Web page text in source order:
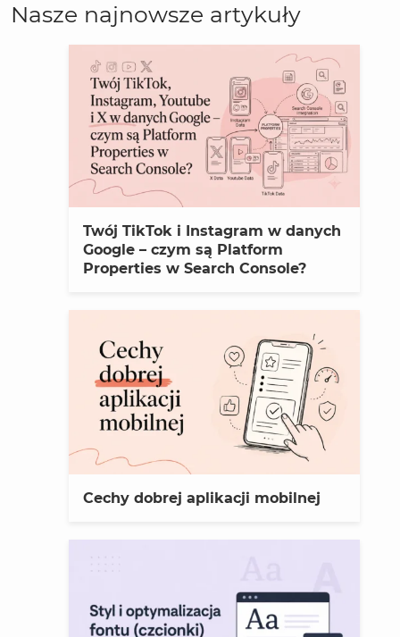
Nasze najnowsze artykuły
Twój TikTok i Instagram w danych
Google – czym są Platform
Properties w Search Console?
Cechy dobrej aplikacji mobilnej